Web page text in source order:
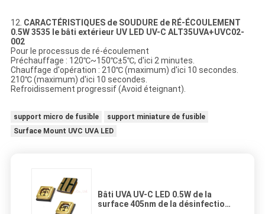
12. CARACTÉRISTIQUES de SOUDURE de RÉ-ÉCOULEMENT
0.5W 3535 le bâti extérieur UV LED UV-C ALT35UVA+UVC02-
002
Pour le processus de ré-écoulement
Préchauffage : 120℃~150℃±5℃, d'ici 2 minutes.
Chauffage d'opération : 210℃ (maximum) d'ici 10 secondes.
210℃ (maximum) d'ici 10 secondes.
Refroidissement progressif (Avoid éteignant).
support micro de fusible
support miniature de fusible
Surface Mount UVC UVA LED
Bâti UVA UV-C LED 0.5W de la
surface 405nm de la désinfection